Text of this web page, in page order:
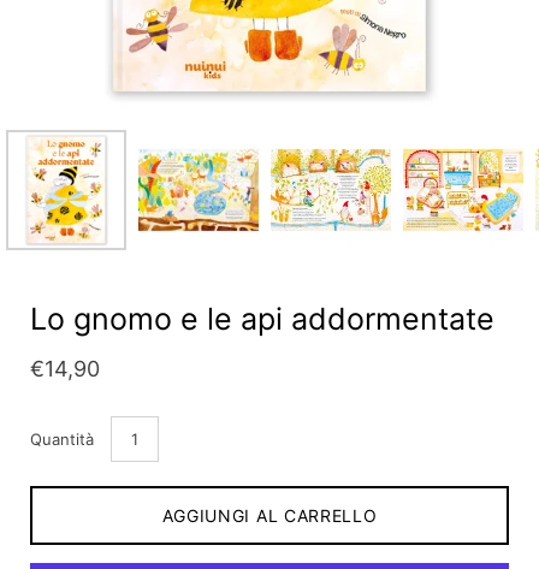
Lo gnomo e le api addormentate
€14,90
Quantità
AGGIUNGI AL CARRELLO